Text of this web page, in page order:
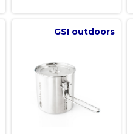
GSI outdoors